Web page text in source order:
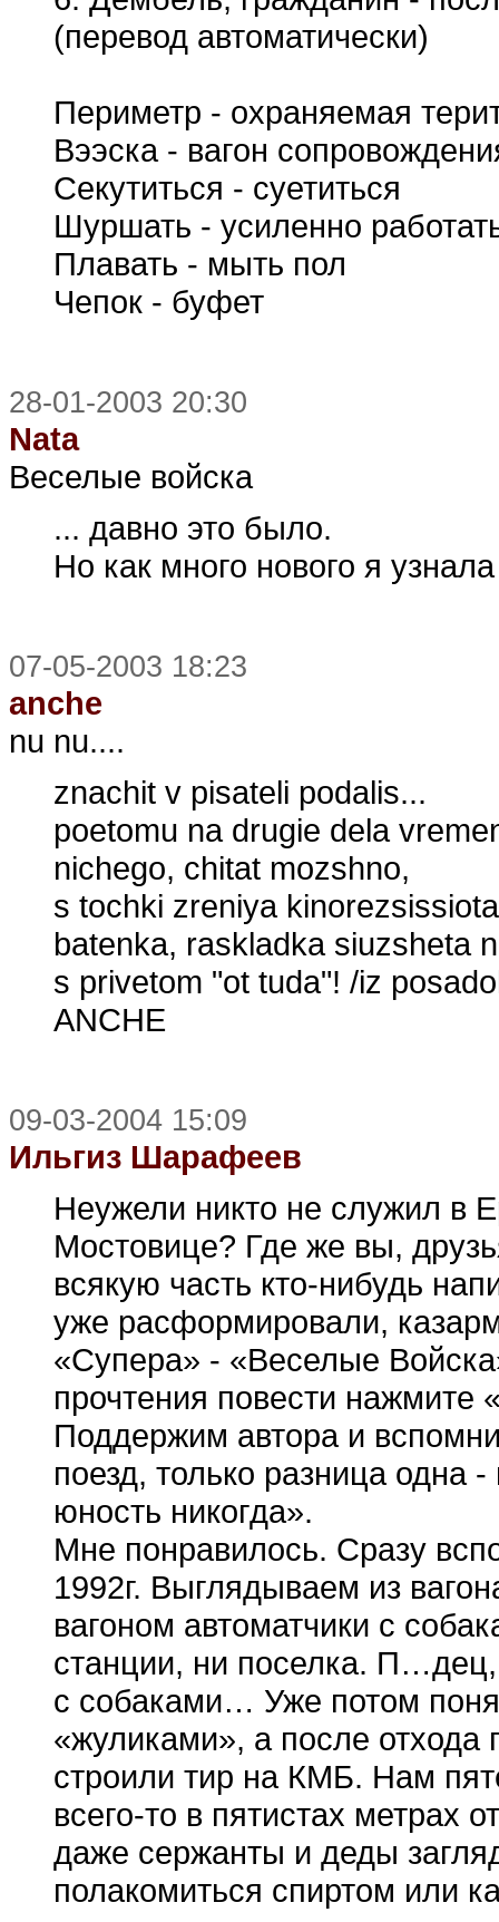
(перевод автоматически)
Периметр - охраняемая
Вээска - вагон
Секутиться - суетиться
Шуршать - усиленно
Плавать - мыть пол
Чепок - буфет
28-01-2003 20:30
Nata
Веселые войска
... давно это было.
Но как много нового я
07-05-2003 18:23
anche
nu nu....
znachit v pisateli podalis...
poetomu na drugie dela
nichego, chitat mozshno,
s tochki zreniya
batenka, raskladka siuzsheta
s privetom "ot tuda"! /iz
ANCHE
09-03-2004 15:09
Ильгиз Шарафеев
Неужели никто не служил в
Мостовице? Где же вы,
всякую часть кто-нибудь
уже расформировали,
«Супера» - «Веселые
прочтения повести нажмите
Поддержим автора и
поезд, только разница одна
юность никогда».
Мне понравилось. Сразу
1992г. Выглядываем из
вагоном автоматчики с
станции, ни поселка.
с собаками… Уже потом
«жуликами», а после отхода
строили тир на КМБ. Нам
всего-то в пятистах метрах
даже сержанты и деды
полакомиться спиртом или